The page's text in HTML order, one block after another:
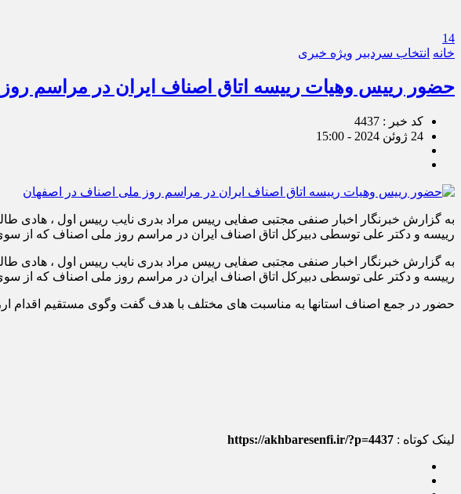
14
خانه انتخاب سردبیر ویژه خبری
حضور رییس وهیات رییسه اتاق اصناف ایران در مراسم
کد خبر : 4437
24 ژوئن 2024 - 15:00
به گزارش خبرنگار اخبار صنفی مجتبی صفایی رییس مراد بدری نایب رییس اول ، هادی
رییسه و دکتر علی توسطی دبیرکل اتاق اصناف ایران در مراسم روز ملی اصناف که از
به گزارش خبرنگار اخبار صنفی مجتبی صفایی رییس مراد بدری نایب رییس اول ، هادی
رییسه و دکتر علی توسطی دبیرکل اتاق اصناف ایران در مراسم روز ملی اصناف که از
حضور در جمع اصناف استانها به مناسبت های مختلف با هدف گفت وگوی مستقیم اقدام
لینک کوتاه : https://akhbaresenfi.ir/?p=4437